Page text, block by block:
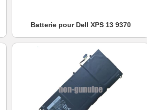
Batterie pour Dell XPS 13 9370